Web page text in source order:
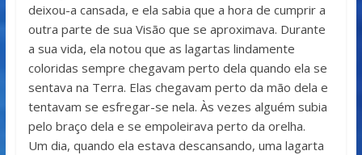
deixou-a cansada, e ela sabia que a hora de cumprir a
outra parte de sua Visão que se aproximava. Durante
a sua vida, ela notou que as lagartas lindamente
coloridas sempre chegavam perto dela quando ela se
sentava na Terra. Elas chegavam perto da mão dela e
tentavam se esfregar-se nela. Às vezes alguém subia
pelo braço dela e se empoleirava perto da orelha.
Um dia, quando ela estava descansando, uma lagarta